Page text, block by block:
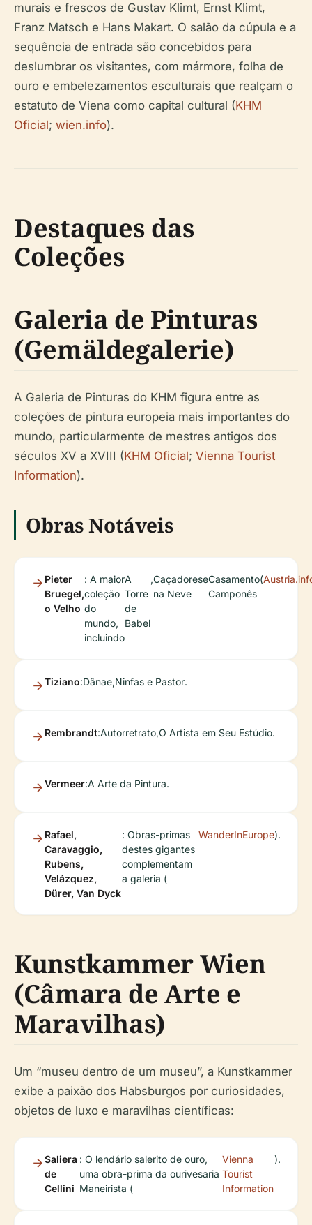
murais e frescos de Gustav Klimt, Ernst Klimt,
Franz Matsch e Hans Makart. O salão da cúpula e a
sequência de entrada são concebidos para
deslumbrar os visitantes, com mármore, folha de
ouro e embelezamentos esculturais que realçam o
estatuto de Viena como capital cultural (KHM
Oficial; wien.info).
Destaques das
Coleções
Galeria de Pinturas
(Gemäldegalerie)
A Galeria de Pinturas do KHM figura entre as
coleções de pintura europeia mais importantes do
mundo, particularmente de mestres antigos dos
séculos XV a XVIII (KHM Oficial; Vienna Tourist
Information).
Obras Notáveis
Pieter
Bruegel,
o Velho
: A maior
coleção
do
mundo,
incluindo
A
Torre
de
Babel
,Caçadores
na Neve
eCasamento
Camponês
(
Tiziano:Dânae,Ninfas e Pastor.
Rembrandt:Autorretrato,O Artista em Seu Estúdio.
Vermeer:A Arte da Pintura.
Rafael,
Caravaggio,
Rubens,
Velázquez,
Dürer, Van Dyck
: Obras-primas
destes gigantes
complementam
a galeria (
WanderInEurope).
Kunstkammer Wien
(Câmara de Arte e
Maravilhas)
Um “museu dentro de um museu”, a Kunstkammer
exibe a paixão dos Habsburgos por curiosidades,
objetos de luxo e maravilhas científicas:
Saliera
de
Cellini
: O lendário salerito de ouro,
uma obra-prima da ourivesaria
Maneirista (
Vienna
Tourist
Information
).